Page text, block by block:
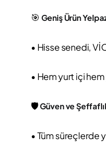
🎯 Geniş Ürün
• Hisse senedi,
• Hem yurt içi
🛡️Güven ve
• Tüm süreçlerde